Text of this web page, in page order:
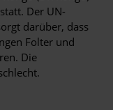
Der UN-
darüber, dass
Folter und
Die